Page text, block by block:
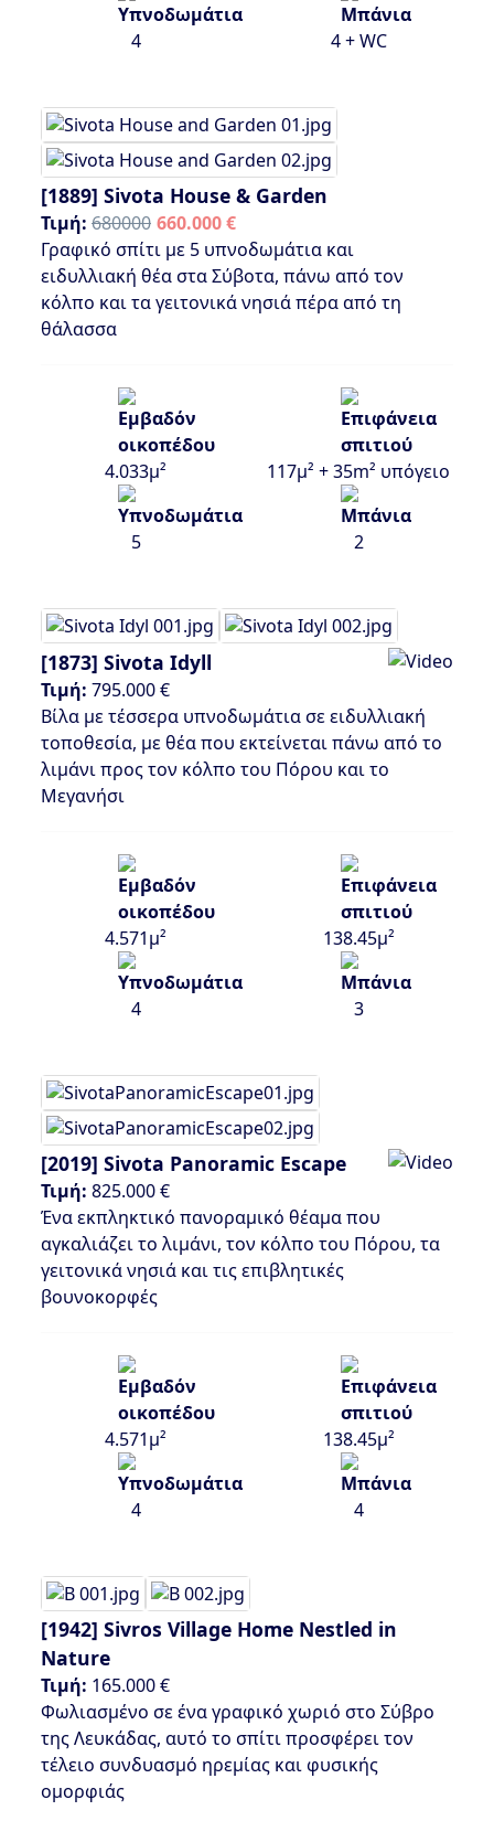
4 4 + WC
[1889] Sivota House & Garden
Τιμή: 680000 660.000 €
Γραφικό σπίτι με 5 υπνοδωμάτια και
ειδυλλιακή θέα στα Σύβοτα, πάνω από τον
κόλπο και τα γειτονικά νησιά πέρα από τη
θάλασσα
4.033μ² 117μ² + 35m² υπόγειο
5 2
[1873] Sivota Idyll
Τιμή: 795.000 €
Βίλα με τέσσερα υπνοδωμάτια σε ειδυλλιακή
τοποθεσία, με θέα που εκτείνεται πάνω από το
λιμάνι προς τον κόλπο του Πόρου και το
Μεγανήσι
4.571μ² 138.45μ²
4 3
[2019] Sivota Panoramic Escape
Τιμή: 825.000 €
Ένα εκπληκτικό πανοραμικό θέαμα που
αγκαλιάζει το λιμάνι, τον κόλπο του Πόρου, τα
γειτονικά νησιά και τις επιβλητικές
βουνοκορφές
4.571μ² 138.45μ²
4 4
[1942] Sivros Village Home Nestled in
Nature
Τιμή: 165.000 €
Φωλιασμένο σε ένα γραφικό χωριό στο Σύβρο
της Λευκάδας, αυτό το σπίτι προσφέρει τον
τέλειο συνδυασμό ηρεμίας και φυσικής
ομορφιάς